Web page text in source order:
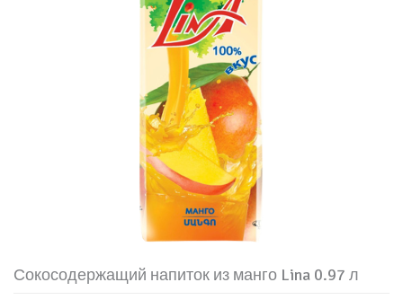
Сокосодержащий напиток из манго Lina 0.97 л